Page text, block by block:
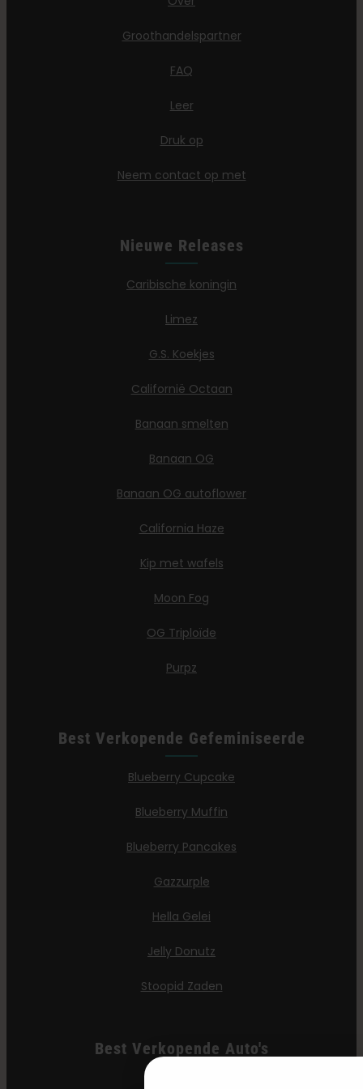
Groothandelspartner
FAQ
Leer
Druk op
Neem contact op met
Nieuwe Releases
Caribische koningin
Limez
G.S. Koekjes
Californië Octaan
Banaan smelten
Banaan OG
Banaan OG autoflower
California Haze
Kip met wafels
Moon Fog
OG Triploïde
Purpz
Best Verkopende Gefeminiseerde
Blueberry Cupcake
Blueberry Muffin
Blueberry Pancakes
Gazzurple
Hella Gelei
Jelly Donutz
Stoopid Zaden
Best Verkopende Auto's